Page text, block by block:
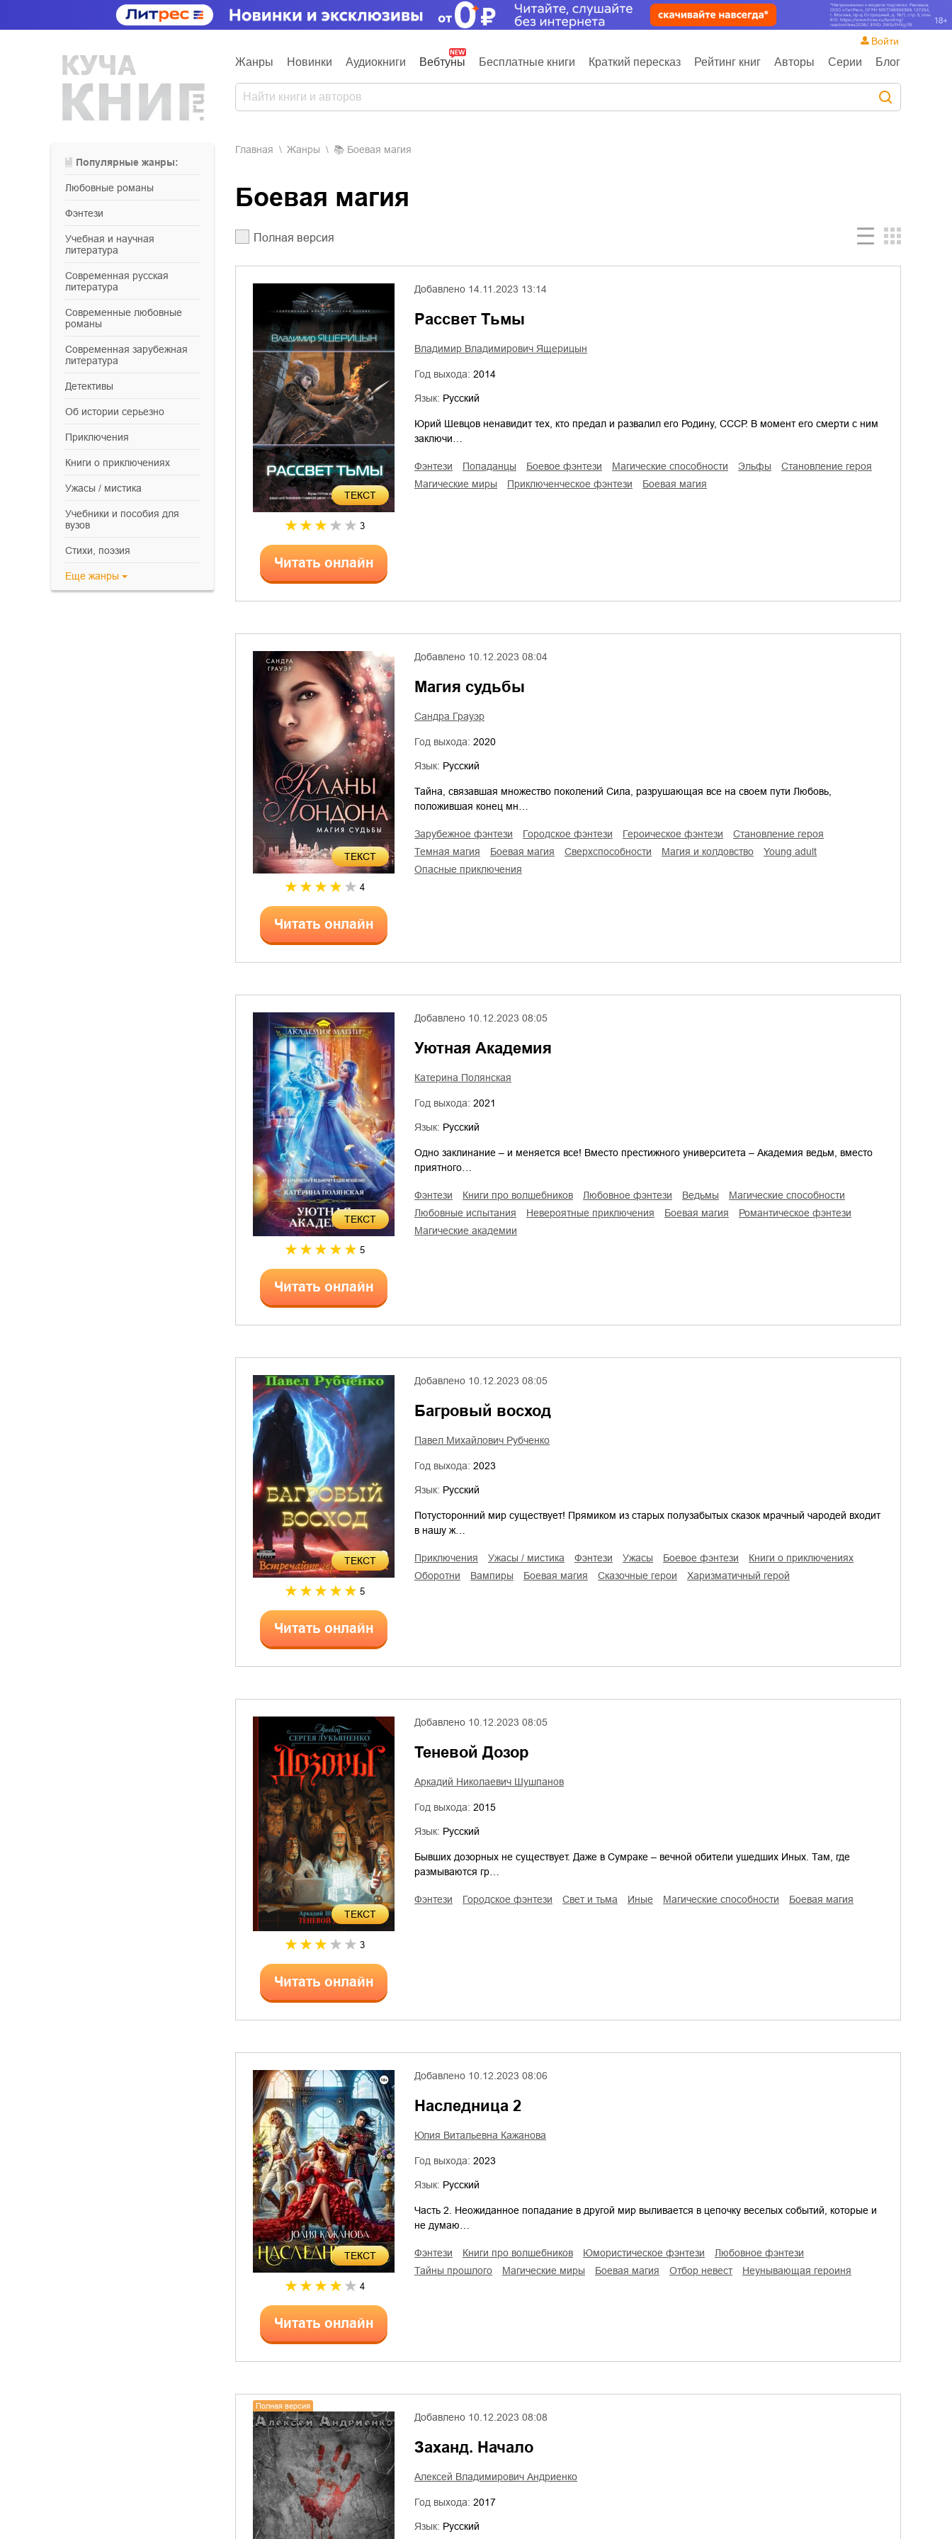
Жанры Новинки Аудиокниги Вебтуны Бесплатные книги Краткий пересказ Рейтинг книг Авторы Серии Блог
Войти
Популярные жанры:
любовные романы
фэнтези
учебная и научная
литература
современная русская
литература
современные любовные
романы
современная зарубежная
литература
детективы
об истории серьезно
приключения
книги о приключениях
ужасы / мистика
учебники и пособия для
вузов
cтихи, поэзия
Еще жанры
Главная Жанры Боевая магия
Боевая магия
Полная версия
ТЕКСТ
3
Читать онлайн
Добавлено 14.11.2023 13:14
Рассвет Тьмы
Владимир Владимирович Ящерицын
Год выхода: 2014
Язык: Русский
Юрий Шевцов ненавидит тех, кто предал и развалил его Родину, СССР. В момент его смерти с ним
заключи…
фэнтези попаданцы боевое фэнтези магические способности эльфы
становление героя
магические миры
приключенческое фэнтези боевая магия
ТЕКСТ
4
Читать онлайн
Добавлено 10.12.2023 08:04
Магия судьбы
Сандра Грауэр
Год выхода: 2020
Язык: Русский
Тайна, связавшая множество поколений Сила, разрушающая все на своем пути Любовь,
положившая конец мн…
зарубежное фэнтези городское фэнтези героическое фэнтези
становление героя
темная магия
боевая магия сверхспособности магия и колдовство
young adult
опасные приключения
ТЕКСТ
5
Читать онлайн
Добавлено 10.12.2023 08:05
Уютная Академия
Катерина Полянская
Год выхода: 2021
Язык: Русский
Одно заклинание – и меняется все! Вместо престижного университета – Академия ведьм, вместо
приятного…
фэнтези книги про волшебников любовное фэнтези ведьмы
магические способности
любовные испытания
невероятные приключения боевая магия
романтическое фэнтези
магические академии
ТЕКСТ
5
Читать онлайн
Добавлено 10.12.2023 08:05
Багровый восход
Павел Михайлович Рубченко
Год выхода: 2023
Язык: Русский
Потусторонний мир существует! Прямиком из старых полузабытых сказок мрачный чародей входит
в нашу ж…
приключения ужасы / мистика фэнтези ужасы боевое фэнтези
книги о приключениях
оборотни
вампиры боевая магия сказочные герои харизматичный герой
ТЕКСТ
3
Читать онлайн
Добавлено 10.12.2023 08:05
Теневой Дозор
Аркадий Николаевич Шушпанов
Год выхода: 2015
Язык: Русский
Бывших дозорных не существует. Даже в Сумраке – вечной обители ушедших Иных. Там, где
размываются гр…
фэнтези городское фэнтези свет и тьма Иные магические способности боевая магия
ТЕКСТ
4
Читать онлайн
Добавлено 10.12.2023 08:06
Наследница 2
Юлия Витальевна Кажанова
Год выхода: 2023
Язык: Русский
Часть 2. Неожиданное попадание в другой мир выливается в цепочку веселых событий, которые и
не думаю…
фэнтези книги про волшебников юмористическое фэнтези
любовное фэнтези
тайны прошлого
магические миры боевая магия отбор невест неунывающая героиня
Полная версия
Добавлено 10.12.2023 08:08
Заханд. Начало
Алексей Владимирович Андриенко
Год выхода: 2017
Язык: Русский